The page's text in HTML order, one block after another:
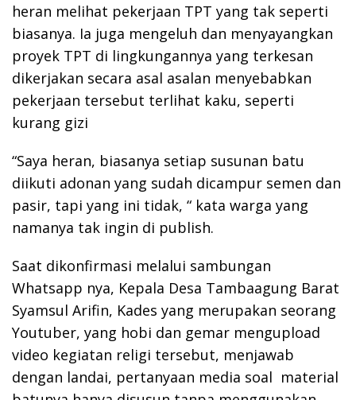
heran melihat pekerjaan TPT yang tak seperti
biasanya. Ia juga mengeluh dan menyayangkan
proyek TPT di lingkungannya yang terkesan
dikerjakan secara asal asalan menyebabkan
pekerjaan tersebut terlihat kaku, seperti
kurang gizi
“Saya heran, biasanya setiap susunan batu
diikuti adonan yang sudah dicampur semen dan
pasir, tapi yang ini tidak, “ kata warga yang
namanya tak ingin di publish.
Saat dikonfirmasi melalui sambungan
Whatsapp nya, Kepala Desa Tambaagung Barat
Syamsul Arifin, Kades yang merupakan seorang
Youtuber, yang hobi dan gemar mengupload
video kegiatan religi tersebut, menjawab
dengan landai, pertanyaan media soal material